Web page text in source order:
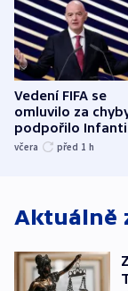
Vedení FIFA se
omluvilo za
podpořilo
UEFA trvá na
včera před 1 h
Aktuálně